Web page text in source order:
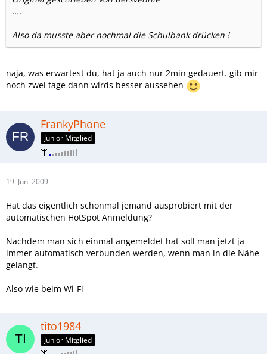
....
Also da musste aber nochmal die Schulbank drücken !
naja, was erwartest du, hat ja auch nur 2min gedauert. gib mir
noch zwei tage dann wirds besser aussehen
FrankyPhone
Junior Mitglied
19. Juni 2009
Hat das eigentlich schonmal jemand ausprobiert mit der
automatischen HotSpot Anmeldung?
Nachdem man sich einmal angemeldet hat soll man jetzt ja
immer automatisch verbunden werden, wenn man in die Nähe
gelangt.
Also wie beim Wi-Fi
tito1984
Junior Mitglied